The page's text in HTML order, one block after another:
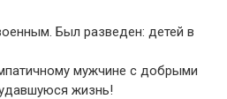
Был разведен: детей в
мужчине с добрыми
жизнь!